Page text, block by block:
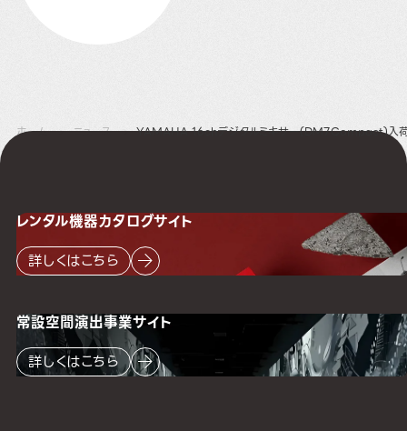
ホーム ニュース YAMAHA 16chデジタルミキサー(DM7Compact)入荷
レンタル機器カタログサイト
詳しくはこちら
常設空間演出事業サイト
詳しくはこちら